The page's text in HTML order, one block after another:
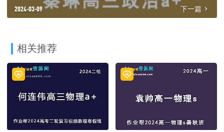
2024-03-09 下一篇
相关推荐